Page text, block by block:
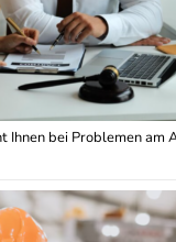
Ihnen bei Problemen am